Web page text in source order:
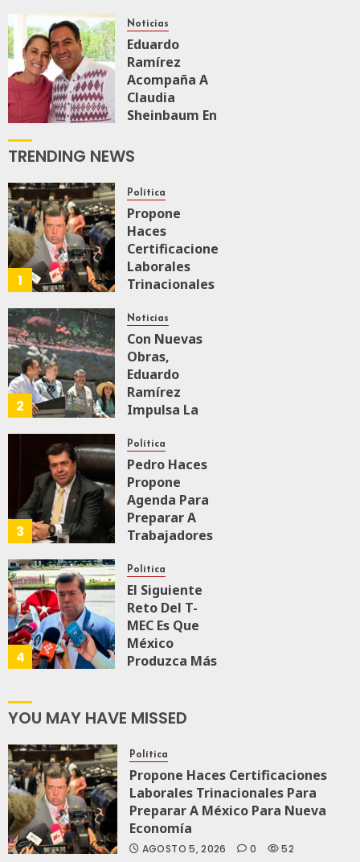
Integral Del
ZooMAT
JULIO 28, 2026
0
110
Noticias
Eduardo
Ramírez
Acompaña A
Claudia
Sheinbaum En
De
Del Tren
Maya De
Carga
JULIO 18, 2026
0
155
TRENDING NEWS
1
Política
Propone
Haces
Certificaciones
Laborales
Trinacionales
A México Para
Nueva
Economía
AGOSTO 5, 2026
0
52
2
Noticias
Con Nuevas
Obras,
Eduardo
Ramírez
Impulsa La
Integral Del
ZooMAT
JULIO 28, 2026
0
110
3
Política
Pedro Haces
Propone
Agenda Para
Preparar A
Trabajadores
Economía
JULIO 28, 2026
0
159
4
Política
El Siguiente
Reto Del T-
MEC Es Que
México
Produzca Más
JULIO 24, 2026
YOU MAY HAVE MISSED
Política
Propone Haces Certificaciones
Laborales Trinacionales Para
Preparar A México Para Nueva
Economía
AGOSTO 5, 2026 0 52